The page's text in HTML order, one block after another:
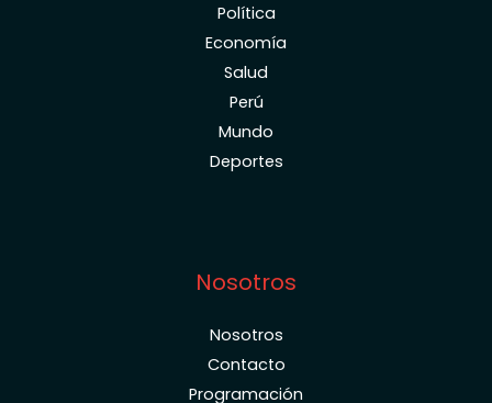
Política
Economía
Salud
Perú
Mundo
Deportes
Nosotros
Nosotros
Contacto
Programación